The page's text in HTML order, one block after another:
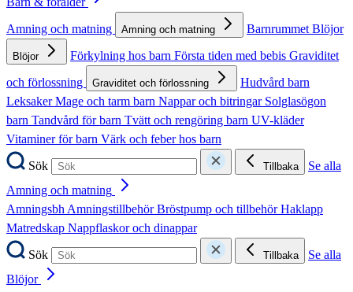
Amning och matning
Amning och matning BarnrummetBlöjor
Blöjor Förkylning hos barn Första tiden med bebis Graviditet
och förlossning
Graviditet och förlossning
Hudvård barn
LeksakerMage och tarm barn Nappar och bitringar Solglasögon
barn Tandvård för barn Tvätt och rengöring barn UV-kläder
Vitaminer för barn Värk och feber hos barn
Sök
Tillbaka
Se alla
Amning och matning
AmningsbhAmningstillbehörBröstpump och tillbehörHaklapp
Matredskap Nappflaskor och dinappar
Sök
Tillbaka
Se alla
Blöjor